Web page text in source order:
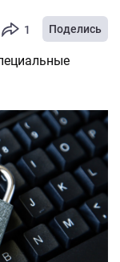
1 Поделись